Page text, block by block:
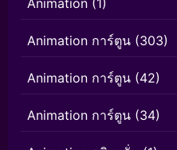
Animation การ์ตูน (303)
Animation การ์ตูน (42)
Animation การ์ตูน (34)